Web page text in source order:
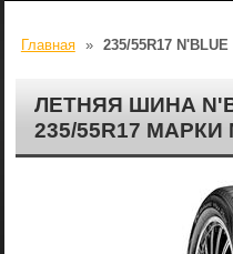
Главная » 235/55R17 N'BLUE
ЛЕТНЯЯ ШИНА
235/55R17 МАРКИ